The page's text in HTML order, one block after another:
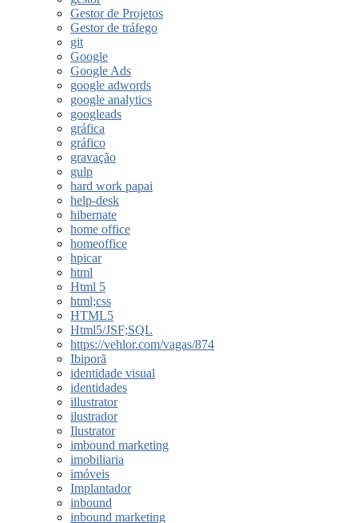
Gestor de Projetos
Gestor de tráfego
git
Google
Google Ads
google adwords
google analytics
googleads
gráfica
gráfico
gravação
gulp
hard work papai
help-desk
hibernate
home office
homeoffice
hpicar
html
Html 5
html;css
HTML5
Html5/JSF;SQL
https://vehlor.com/vagas/874
Ibiporã
identidade visual
identidades
illustrator
ilustrador
Ilustrator
imbound marketing
imobiliaria
imóveis
Implantador
inbound
inbound marketing